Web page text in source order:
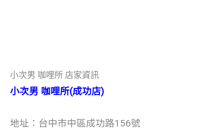
小次男 咖哩所 店家資訊
小次男 咖哩所(成功店)
地址：台中市中區成功路156號